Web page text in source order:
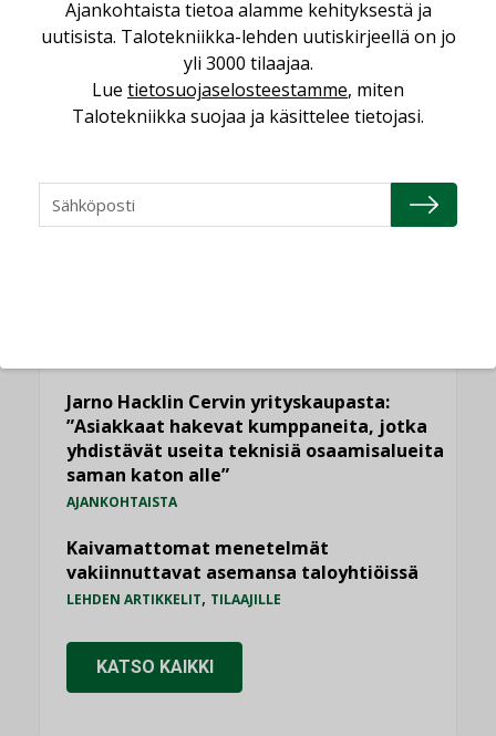
LUETUIMMAT UUTISET
Viikko Kuukausi
Datakeskusurakointi on tekniikkalaji
Kolumni: Ilmastonmuutos muuttaa
rakennusten korjaustarpeita
Jarno Hacklin Cervin yrityskaupasta:
”Asiakkaat hakevat kumppaneita, jotka
yhdistävät useita teknisiä osaamisalueita
saman katon alle”
AJANKOHTAISTA
Kaivamattomat menetelmät
vakiinnuttavat asemansa taloyhtiöissä
LEHDEN ARTIKKELIT, TILAAJILLE
KATSO KAIKKI
Ajankohtaista tietoa alamme kehityksestä ja
uutisista. Talotekniikka-lehden uutiskirjeellä on jo
yli 3000 tilaajaa.
Lue tietosuojaselosteestamme, miten
Talotekniikka suojaa ja käsittelee tietojasi.